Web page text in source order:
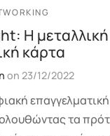
Η
κάρτα
on 23/12/2022
τα